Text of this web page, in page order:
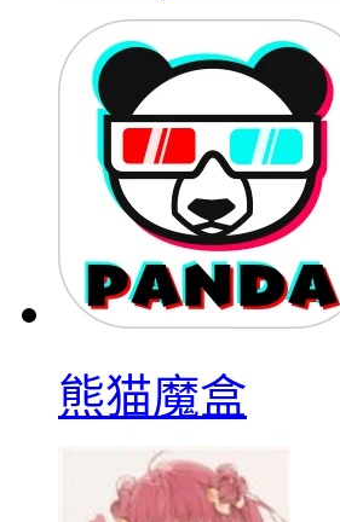
熊猫魔盒